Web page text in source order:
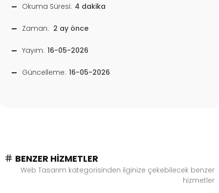
Okuma Süresi: 4 dakika
Zaman: 2 ay önce
Yayım: 16-05-2026
Güncelleme: 16-05-2026
BENZER HIZMETLER
Web Tasarım kategorisinden ilginize çekebilecek benzer
hizmetler